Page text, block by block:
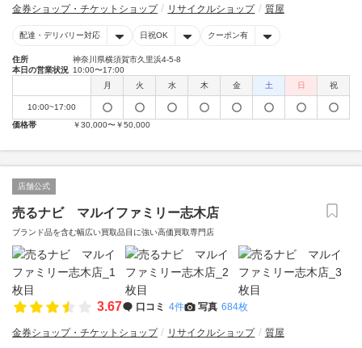
金券ショップ・チケットショップ リサイクルショップ 質屋
配達・デリバリー対応 日祝OK クーポン有
住所
神奈川県横須賀市久里浜4-5-8
本日の営業状況 10:00〜17:00
月
火 水 木 金 土 日 祝
10:00~17:00
価格帯
￥30,000〜￥50,000
店舗公式
売るナビ マルイファミリー志木店
ブランド品を含む幅広い買取品目に強い高価買取専門店
3.67 口コミ 4件 写真 684枚
金券ショップ・チケットショップ リサイクルショップ 質屋